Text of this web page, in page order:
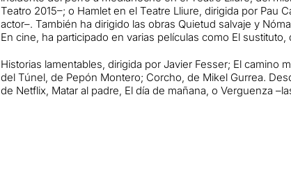
Teatro 2015–; o Hamlet en el Teatre Lliure, dirigida por Pau
actor–. También ha dirigido las obras Quietud salvaje y
En cine, ha participado en varias películas como El sustituto,
Historias lamentables, dirigida por Javier Fesser; El camino
del Túnel, de Pepón Montero; Corcho, de Mikel Gurrea.
de Netflix, Matar al padre, El día de mañana, o Verguenza